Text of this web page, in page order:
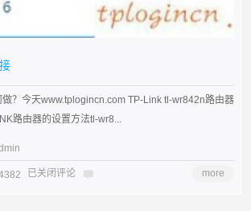
？今天www.tplogincn.com TP-Link tl-wr842n路由器
路由器的设置方法tl-wr8...
已关闭评论 more